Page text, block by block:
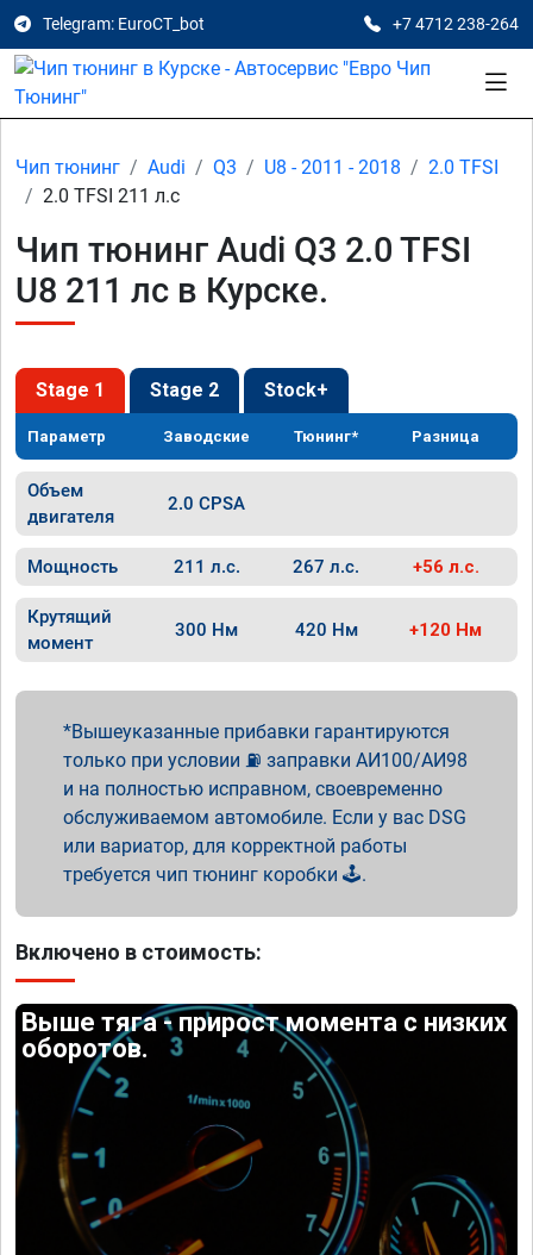
Telegram: EuroCT_bot +7 4712 238-264
Чип тюнинг Audi Q3 U8 - 2011 - 2018
2.0 TFSI
2.0 TFSI 211 л.с
Чип тюнинг Audi Q3 2.0 TFSI
U8 211 лс в Курске.
Stage 1 Stage 2 Stock+
Параметр Заводские Тюнинг* Разница
Объем
двигателя
2.0 CPSA
Мощность 211 л.с. 267 л.с. +56 л.с.
Крутящий
момент
300 Нм 420 Нм +120 Нм
Вышеуказанные прибавки гарантируются
только при условии ⛽ заправки АИ100/АИ98
и на полностью исправном, своевременно
обслуживаемом автомобиле. Если у вас DSG
или вариатор, для корректной работы
требуется чип тюнинг коробки 🕹️.
Включено в стоимость:
Выше тяга - прирост момента с низких
оборотов.